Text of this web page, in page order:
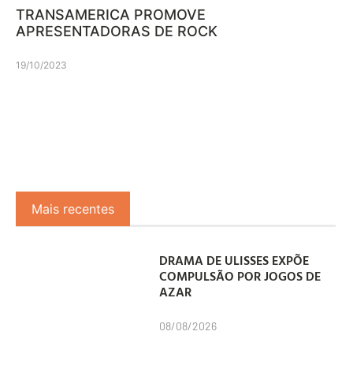
TRANSAMERICA PROMOVE
APRESENTADORAS DE ROCK
19/10/2023
Mais recentes
DRAMA DE ULISSES EXPÕE
COMPULSÃO POR JOGOS DE
AZAR
08/08/2026